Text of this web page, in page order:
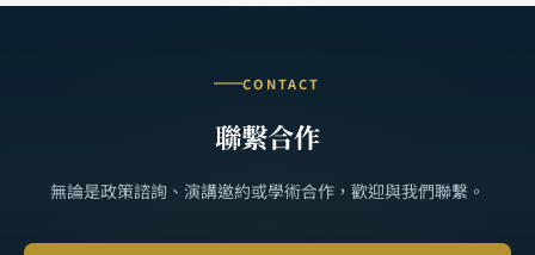
CONTACT
聯繫合作
無論是政策諮詢、演講邀約或學術合作，歡迎與我們聯繫。